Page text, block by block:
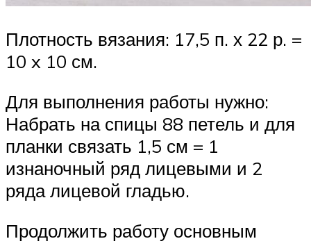
Плотность вязания: 17,5 п. х 22 р. =
10 x 10 см.
Для выполнения работы нужно:
Набрать на спицы 88 петель и для
планки связать 1,5 см = 1
изнаночный ряд лицевыми и 2
ряда лицевой гладью.
Продолжить работу основным